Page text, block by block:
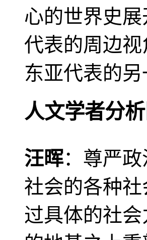
心的世界史
代表的周边
东亚代表的
人文学者分
汪晖：尊严
社会的各种
过具体的社